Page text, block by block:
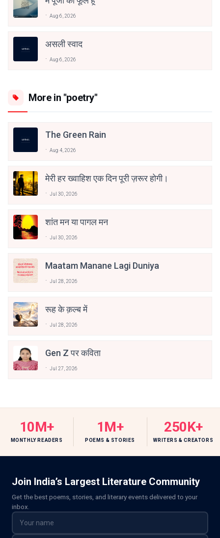
Aug 6, 2026
असली स्वाद
Aug 6, 2026
More in "poetry"
The Green Rain
Aug 4, 2026
मेरी हर ख्वाहिश एक दिन पूरी ज़रूर होगी।
Jul 30, 2026
शांत मन या पागल मन
Jul 30, 2026
Maatam Manane Lagi Duniya
Jul 28, 2026
रूह के क़ल्ब में
Jul 28, 2026
Gen Z पर कविता
Jul 27, 2026
10M+
MONTHLY READERS
1M+
POEMS & STORIES
250K+
WRITERS & CREATORS
Join India’s Largest Literature Community
Get the best poems, stories, and literary events delivered to your
inbox.